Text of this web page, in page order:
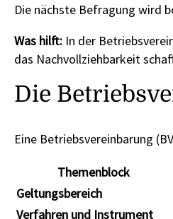
Die nächste Befragung wird
Was hilft: In der
das Nachvollziehbarkeit
Die
Eine Betriebsvereinbarung
Themenblock
Geltungsbereich
Verfahren und Instrument